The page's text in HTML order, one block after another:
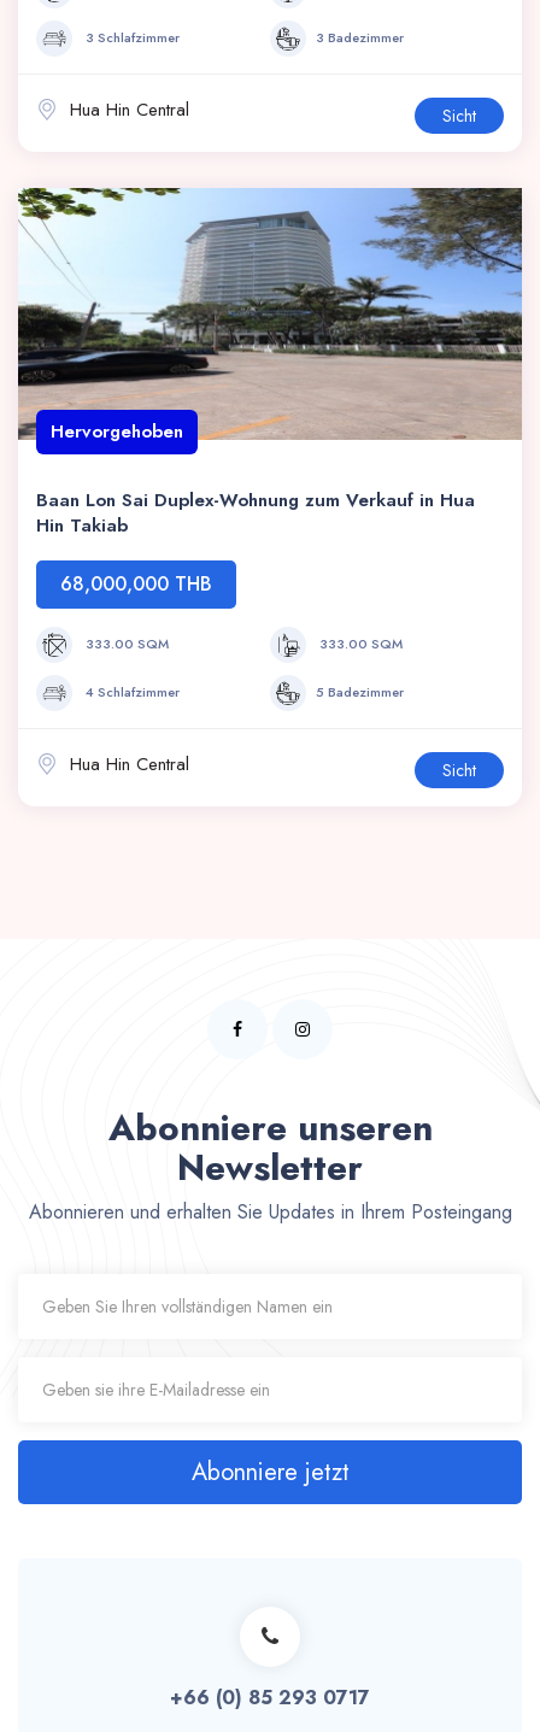
3 Schlafzimmer 3 Badezimmer
Hua Hin Central Sicht
Hervorgehoben
Baan Lon Sai Duplex-Wohnung zum Verkauf in Hua
Hin Takiab
68,000,000 THB
333.00 SQM 333.00 SQM
4 Schlafzimmer 5 Badezimmer
Hua Hin Central Sicht
Abonniere unseren
Newsletter
Abonnieren und erhalten Sie Updates in Ihrem Posteingang
Abonniere jetzt
+66 (0) 85 293 0717